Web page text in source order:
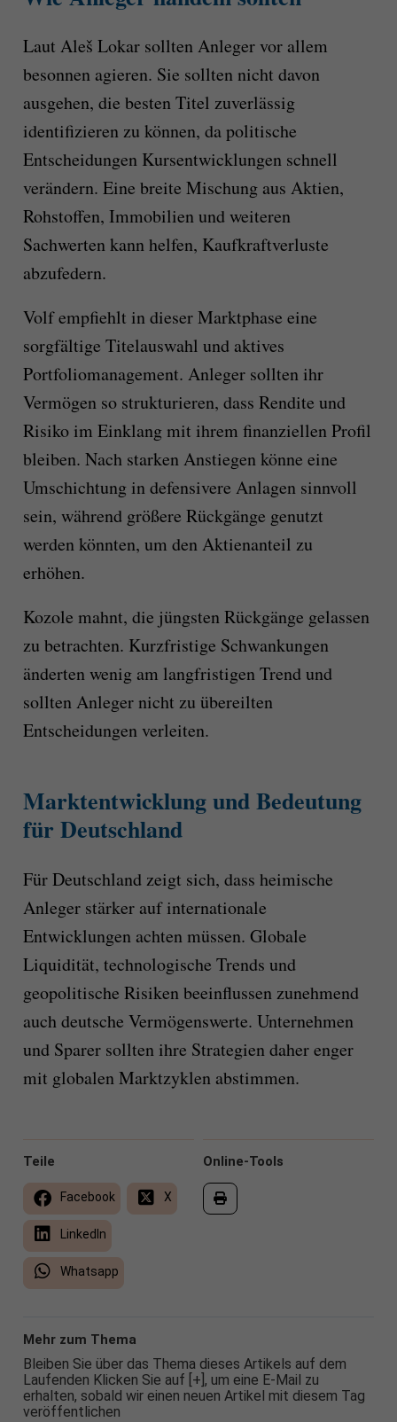
Laut Aleš Lokar sollten Anleger vor allem
besonnen agieren. Sie sollten nicht davon
ausgehen, die besten Titel zuverlässig
identifizieren zu können, da politische
Entscheidungen Kursentwicklungen schnell
verändern. Eine breite Mischung aus Aktien,
Rohstoffen, Immobilien und weiteren
Sachwerten kann helfen, Kaufkraftverluste
abzufedern.
Volf empfiehlt in dieser Marktphase eine
sorgfältige Titelauswahl und aktives
Portfoliomanagement. Anleger sollten ihr
Vermögen so strukturieren, dass Rendite und
Risiko im Einklang mit ihrem finanziellen Profil
bleiben. Nach starken Anstiegen könne eine
Umschichtung in defensivere Anlagen sinnvoll
sein, während größere Rückgänge genutzt
werden könnten, um den Aktienanteil zu
erhöhen.
Kozole mahnt, die jüngsten Rückgänge gelassen
zu betrachten. Kurzfristige Schwankungen
änderten wenig am langfristigen Trend und
sollten Anleger nicht zu übereilten
Entscheidungen verleiten.
Marktentwicklung und Bedeutung
für Deutschland
Für Deutschland zeigt sich, dass heimische
Anleger stärker auf internationale
Entwicklungen achten müssen. Globale
Liquidität, technologische Trends und
geopolitische Risiken beeinflussen zunehmend
auch deutsche Vermögenswerte. Unternehmen
und Sparer sollten ihre Strategien daher enger
mit globalen Marktzyklen abstimmen.
Online-Tools
Teile
Facebook X
LinkedIn
Whatsapp
Mehr zum Thema
Bleiben Sie über das Thema dieses Artikels auf dem
Laufenden Klicken Sie auf [+], um eine E-Mail zu
erhalten, sobald wir einen neuen Artikel mit diesem Tag
veröffentlichen